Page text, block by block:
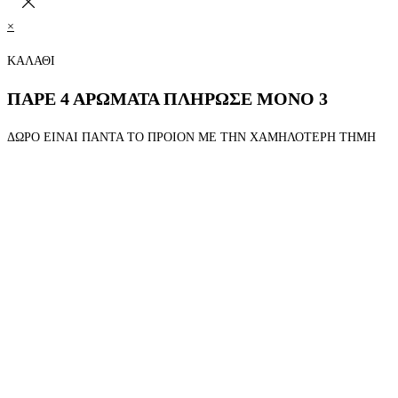
×
ΚΑΛΑΘΙ
ΠΑΡΕ 4 ΑΡΩΜΑΤΑ ΠΛΗΡΩΣΕ ΜΟΝΟ 3
ΔΩΡΟ ΕΙΝΑΙ ΠΑΝΤΑ ΤΟ ΠΡΟΙΟΝ ΜΕ ΤΗΝ ΧΑΜΗΛΟΤΕΡΗ ΤΗΜΗ